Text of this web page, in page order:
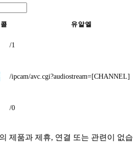
유알엘
/1
/ipcam/avc.cgi?audiostream=[CHANNEL]
/0
제품과 제휴, 연결 또는 관련이 없습